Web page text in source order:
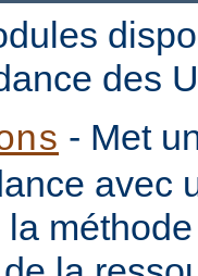
des
- Met
avec